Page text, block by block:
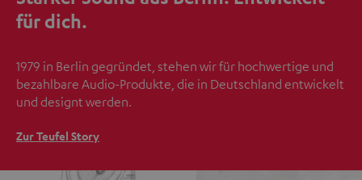
für dich.
1979 in Berlin gegründet, stehen wir für hochwertige und
bezahlbare Audio-Produkte, die in Deutschland entwickelt
und designt werden.
Zur Teufel Story